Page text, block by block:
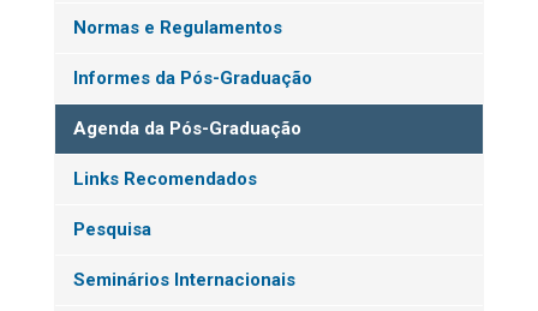
Normas e Regulamentos
Informes da Pós-Graduação
Agenda da Pós-Graduação
Links Recomendados
Pesquisa
Seminários Internacionais